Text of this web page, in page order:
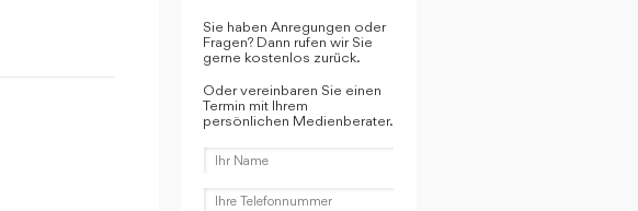
Sie haben Anregungen oder
Fragen? Dann rufen wir Sie
gerne kostenlos zurück.
Oder vereinbaren Sie einen
Termin mit Ihrem
persönlichen Medienberater.